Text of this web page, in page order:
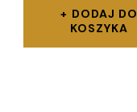
DODAJ DO
KOSZYKA